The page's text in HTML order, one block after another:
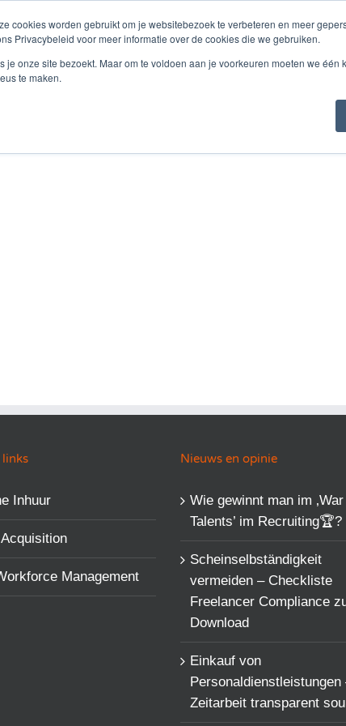
cookies worden gebruikt om je websitebezoek te verbeteren en meer
Privacybeleid voor meer informatie over de cookies die we gebruiken.
je onze site bezoekt. Maar om te voldoen aan je voorkeuren moeten we één
te maken.
Über Labor Redimo Referenzen &
links
Inhuur
Management
Nieuws en opinie
Wie gewinnt man im
Talents’​ im Recruiting🏆?
Scheinselbständigkeit
vermeiden – Checkliste
Freelancer Compliance
Download
Einkauf von
Personaldienstleistungen
Zeitarbeit transparent